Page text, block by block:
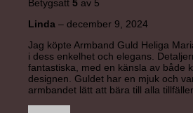
Betygsatt 5 av 5
Linda – december 9, 2024
Jag köpte Armband Guld Heliga
i dess enkelhet och elegans.
fantastiska, med en känsla av både
designen. Guldet har en mjuk och
armbandet lätt att bära till alla